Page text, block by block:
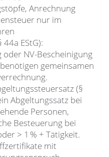
Anrechnung
nur im
EStG):
NV-Bescheinigung
gemeinsamen
(§
Abgeltungssatz bei
Personen,
Besteuerung bei
> 1 % + Tätigkeit.
mit